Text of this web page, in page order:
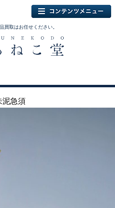
買取はお任せください。
泥急須